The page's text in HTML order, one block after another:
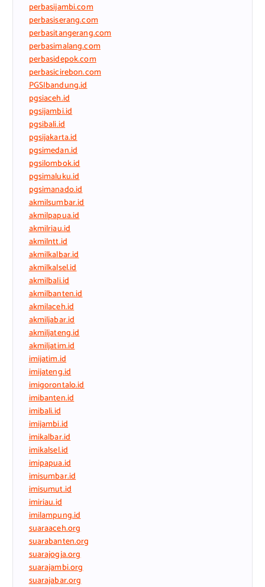
perbasijambi.com
perbasiserang.com
perbasitangerang.com
perbasimalang.com
perbasidepok.com
perbasicirebon.com
PGSIbandung.id
pgsiaceh.id
pgsijambi.id
pgsibali.id
pgsijakarta.id
pgsimedan.id
pgsilombok.id
pgsimaluku.id
pgsimanado.id
akmilsumbar.id
akmilpapua.id
akmilriau.id
akmilntt.id
akmilkalbar.id
akmilkalsel.id
akmilbali.id
akmilbanten.id
akmilaceh.id
akmiljabar.id
akmiljateng.id
akmiljatim.id
imijatim.id
imijateng.id
imigorontalo.id
imibanten.id
imibali.id
imijambi.id
imikalbar.id
imikalsel.id
imipapua.id
imisumbar.id
imisumut.id
imiriau.id
imilampung.id
suaraaceh.org
suarabanten.org
suarajogja.org
suarajambi.org
suarajabar.org